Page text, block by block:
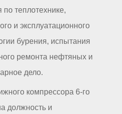
теплотехнике,
и эксплуатационного
бурения, испытания
ремонта нефтяных и
дело.
компрессора 6-го
должность и